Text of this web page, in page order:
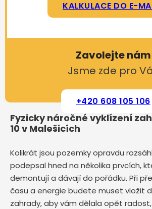
KALKULACE DO E-
Zavolejte nám
Jsme zde pro
+420 608 105 106
Fyzicky náročné vyklízení
10 v Malešicích
Kolikrát jsou pozemky opravdu
podepsal hned na několika prvcích,
demontují a dávají do pořádku. Při
času a energie budete muset vložit
zahrady, aby vám dělala opět